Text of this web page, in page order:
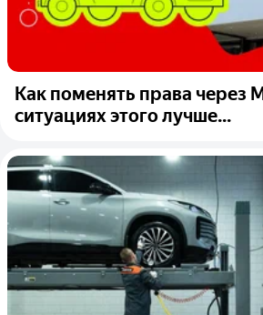
Как поменять права через
ситуациях этого лучше...